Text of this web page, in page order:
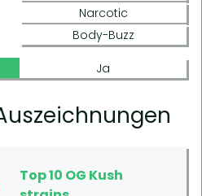
Narcotic
Body-Buzz
Ja
Top 10 OG Kush